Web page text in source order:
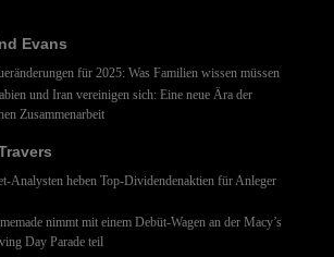
Evans
für 2025: Was Familien wissen müssen
und Iran vereinigen sich: Eine neue Ära der
Zusammenarbeit
Analysten heben Top-Dividendenaktien für Anleger
nimmt mit einem Debüt-Wagen an der Macy’s
Day Parade teil